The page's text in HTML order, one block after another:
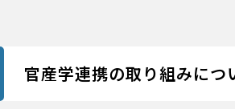
官産学連携の取り組みにつ